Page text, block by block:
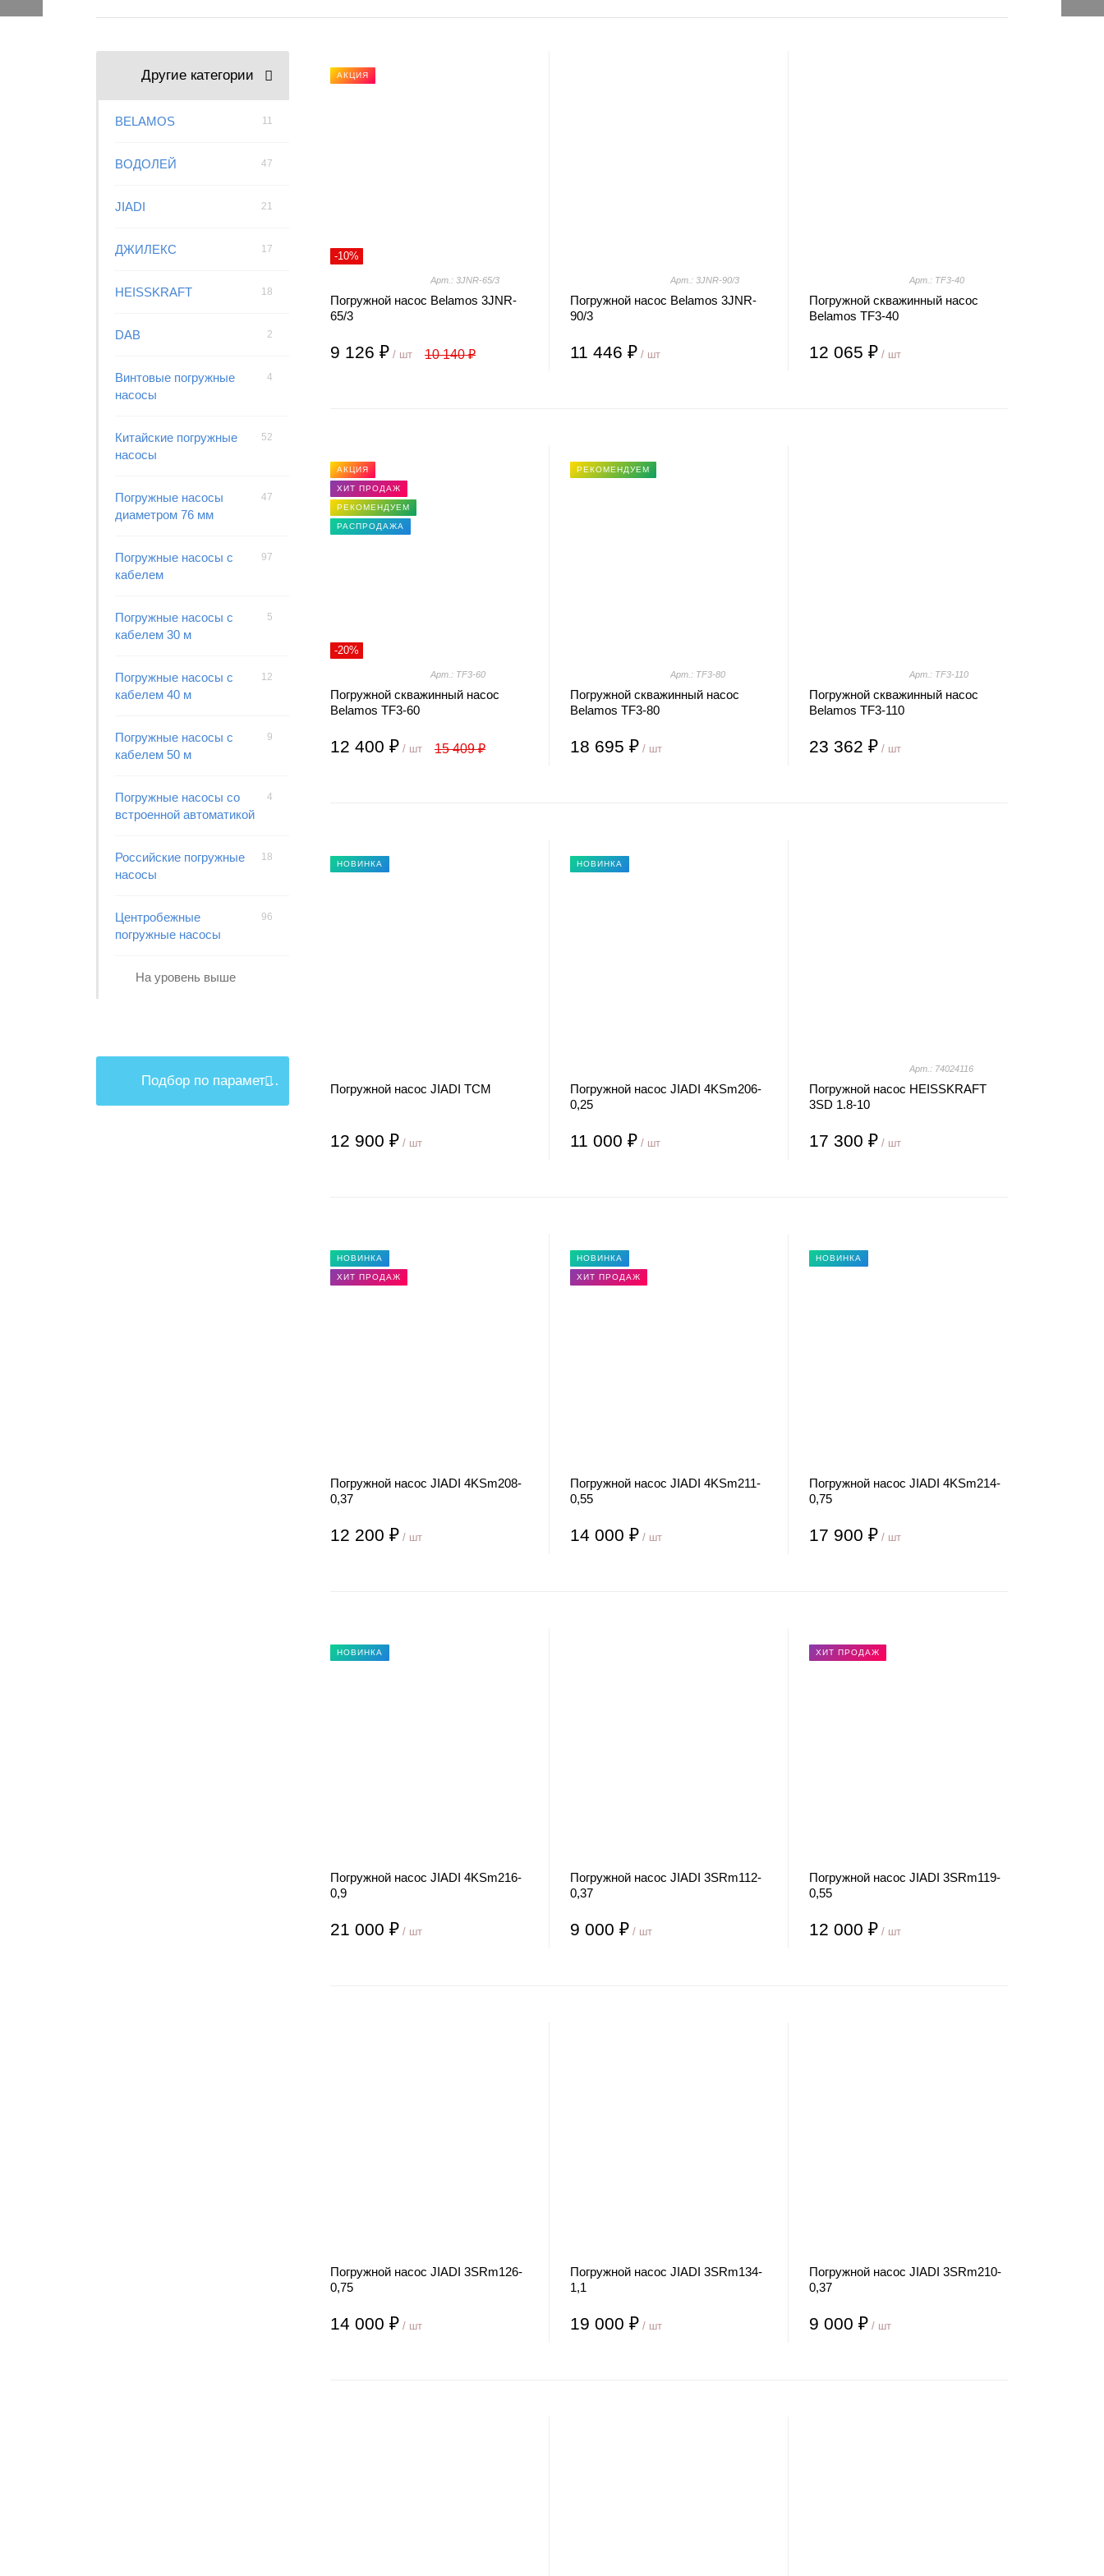
Другие категории
BELAMOS 11
ВОДОЛЕЙ 47
JIADI 21
ДЖИЛЕКС 17
HEISSKRAFT 18
DAB 2
Винтовые погружные
насосы
4
Китайские погружные
насосы
52
Погружные насосы
диаметром 76 мм
47
Погружные насосы с
кабелем
97
Погружные насосы с
кабелем 30 м
5
Погружные насосы с
кабелем 40 м
12
Погружные насосы с
кабелем 50 м
9
Погружные насосы со
встроенной автоматикой
4
Российские погружные
насосы
18
Центробежные
погружные насосы
96
На уровень выше
Подбор по параметрам
АКЦИЯ
-10%
Арт.: 3JNR-65/3
Погружной насос Belamos 3JNR-
65/3
9 126 ₽ / шт 10 140 ₽
Арт.: 3JNR-90/3
Погружной насос Belamos 3JNR-
90/3
11 446 ₽/ шт
Арт.: TF3-40
Погружной скважинный насос
Belamos TF3-40
12 065 ₽ / шт
АКЦИЯ
ХИТ ПРОДАЖ
РЕКОМЕНДУЕМ
РАСПРОДАЖА
-20%
Арт.: TF3-60
Погружной скважинный насос
Belamos TF3-60
12 400 ₽ / шт 15 409 ₽
РЕКОМЕНДУЕМ
Арт.: TF3-80
Погружной скважинный насос
Belamos TF3-80
18 695 ₽/ шт
Арт.: TF3-110
Погружной скважинный насос
Belamos TF3-110
23 362 ₽ / шт
НОВИНКА
Погружной насос JIADI TCM
12 900 ₽ / шт
НОВИНКА
Погружной насос JIADI 4KSm206-
0,25
11 000 ₽/ шт
Арт.: 74024116
Погружной насос HEISSKRAFT
3SD 1.8-10
17 300 ₽ / шт
НОВИНКА
ХИТ ПРОДАЖ
Погружной насос JIADI 4KSm208-
0,37
12 200 ₽ / шт
НОВИНКА
ХИТ ПРОДАЖ
Погружной насос JIADI 4KSm211-
0,55
14 000 ₽/ шт
НОВИНКА
Погружной насос JIADI 4KSm214-
0,75
17 900 ₽ / шт
НОВИНКА
Погружной насос JIADI 4KSm216-
0,9
21 000 ₽ / шт
Погружной насос JIADI 3SRm112-
0,37
9 000 ₽/ шт
ХИТ ПРОДАЖ
Погружной насос JIADI 3SRm119-
0,55
12 000 ₽ / шт
Погружной насос JIADI 3SRm126-
0,75
14 000 ₽ / шт
Погружной насос JIADI 3SRm134-
1,1
19 000 ₽/ шт
Погружной насос JIADI 3SRm210-
0,37
9 000 ₽ / шт